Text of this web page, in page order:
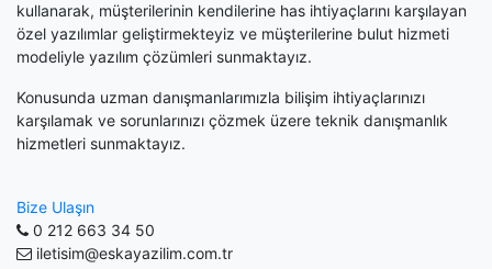
kullanarak, müşterilerinin kendilerine has ihtiyaçlarını karşılayan
özel yazılımlar geliştirmekteyiz ve müşterilerine bulut hizmeti
modeliyle yazılım çözümleri sunmaktayız.
Konusunda uzman danışmanlarımızla bilişim ihtiyaçlarınızı
karşılamak ve sorunlarınızı çözmek üzere teknik danışmanlık
hizmetleri sunmaktayız.
Bize Ulaşın
0 212 663 34 50
iletisim@eskayazilim.com.tr